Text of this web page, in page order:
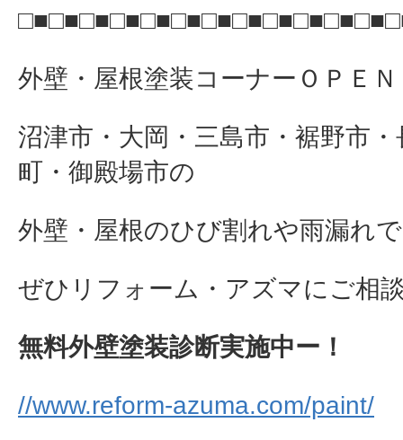
外壁・屋根塗装コーナーＯＰＥ
沼津市・大岡・三島市・裾野市
町・御殿場市の
外壁・屋根のひび割れや雨漏れ
ぜひリフォーム・アズマにご相
無料外壁塗装診断実施中ー！
//www.reform-azuma.com/paint/